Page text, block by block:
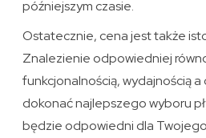
późniejszym czasie.
Ostatecznie, cena jest także
Znalezienie odpowiedniej
funkcjonalnością, wydajnością a
dokonać najlepszego wyboru
będzie odpowiedni dla